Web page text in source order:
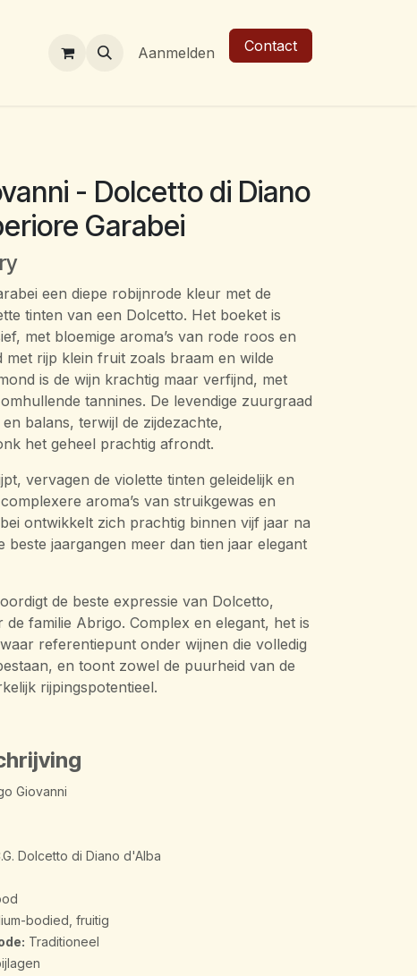
Aanmelden Contact
- Dolcetto di Diano
Garabei
een diepe robijnrode kleur met de
tinten van een Dolcetto. Het boeket is
met bloemige aroma’s van rode roos en
met rijp klein fruit zoals braam en wilde
is de wijn krachtig maar verfijnd, met
tannines. De levendige zuurgraad
balans, terwijl de zijdezachte,
het geheel prachtig afrondt.
vervagen de violette tinten geleidelijk en
aroma’s van struikgewas en
ontwikkelt zich prachtig binnen vijf jaar na
beste jaargangen meer dan tien jaar elegant
de beste expressie van Dolcetto,
de familie Abrigo. Complex en elegant, het is
referentiepunt onder wijnen die volledig
en toont zowel de puurheid van de
rijpingspotentieel.
Giovanni
Dolcetto di Diano d'Alba
bodied, fruitig
Traditioneel